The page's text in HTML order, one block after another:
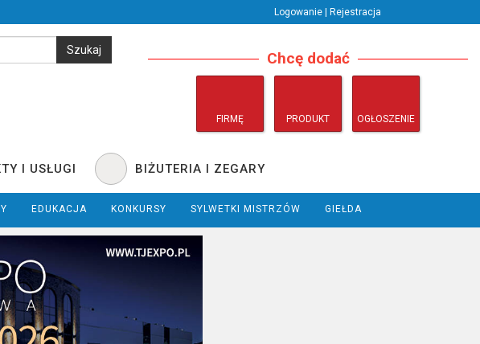
Logowanie | Rejestracja
Chcę dodać
FIRMĘ PRODUKT OGŁOSZENIE
I USŁUGI BIŻUTERIA I ZEGARY
EDUKACJA KONKURSY SYLWETKI MISTRZÓW GIEŁDA